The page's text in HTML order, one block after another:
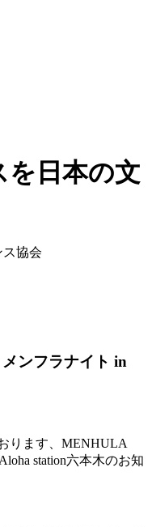
を日本の文
ンフラナイト in
ります、MENHULA
station六本木のお知